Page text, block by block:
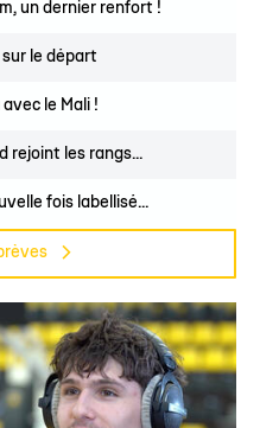
un dernier renfort !
sur le départ
le Mali !
rejoint les rangs...
fois labellisé...